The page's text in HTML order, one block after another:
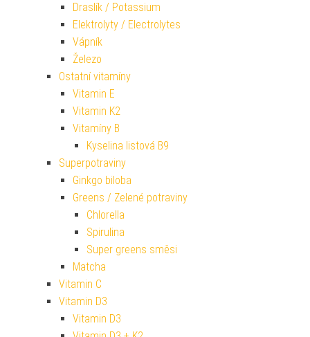
Draslík / Potassium
Elektrolyty / Electrolytes
Vápník
Železo
Ostatní vitamíny
Vitamin E
Vitamin K2
Vitamíny B
Kyselina listová B9
Superpotraviny
Ginkgo biloba
Greens / Zelené potraviny
Chlorella
Spirulina
Super greens směsi
Matcha
Vitamin C
Vitamin D3
Vitamin D3